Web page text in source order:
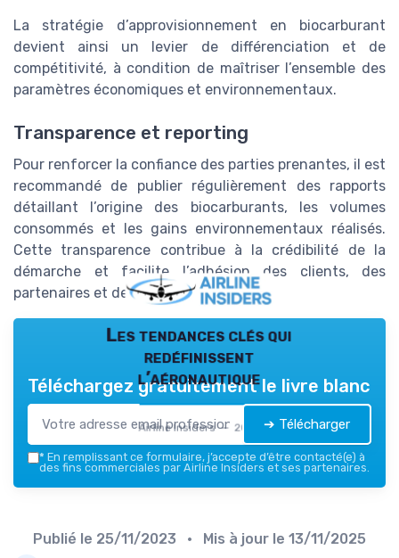
La stratégie d’approvisionnement en biocarburant
devient ainsi un levier de différenciation et de
compétitivité, à condition de maîtriser l’ensemble des
paramètres économiques et environnementaux.
Transparence et reporting
Pour renforcer la confiance des parties prenantes, il est
recommandé de publier régulièrement des rapports
détaillant l’origine des biocarburants, les volumes
consommés et les gains environnementaux réalisés.
Cette transparence contribue à la crédibilité de la
démarche et facilite l’adhésion des clients, des
partenaires et des régulateurs.
Les tendances clés qui
redéfinissent
l’aéronautique
Airline Insiders — 2026
Téléchargez gratuitement le livre blanc
➔ Télécharger
* En remplissant ce formulaire, j’accepte d’être contacté(e) à
des fins commerciales par Airline Insiders et ses partenaires.
Publié le 25/11/2023 • Mis à jour le 13/11/2025